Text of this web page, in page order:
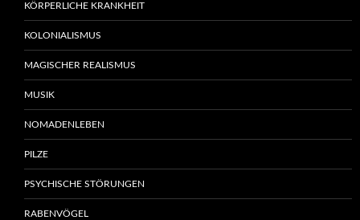
KÖRPERLICHE KRANKHEIT
KOLONIALISMUS
MAGISCHER REALISMUS
MUSIK
NOMADENLEBEN
PILZE
PSYCHISCHE STÖRUNGEN
RABENVÖGEL